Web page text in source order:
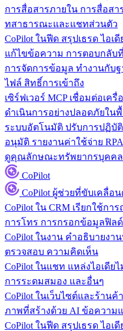
การสื่อสารภายใน การสื่อสา
ทสาธารณะและแชทส่วนตัว
CoPilot ในฟีด สรุปเธรด ไอเ
แก้ไขข้อความ การตอบกลับ
การจัดการข้อมูล ทำงานกับฐ
ไฟล์ สิทธิ์การเข้าถึง
เซิร์ฟเวอร์ MCP เชื่อมต่อเครื่
ดำเนินการอย่างปลอดภัยใ
ระบบอัตโนมัติ ปรับการปฏิบั
อนุมัติ รายงานค่าใช้จ่าย
ดูคุณลักษณะทรัพยากรบุคค
CoPilot
CoPilot ผู้ช่วยที่ขับเคลื่อ
CoPilot ใน CRM เรียกใช้กา
การโทร การกรอกข้อมูลฟิล
CoPilot ในงาน คำอธิบายงา
ตรวจสอบ ความคิดเห็น
CoPilot ในแชท แหล่งไอเดีย
การระดมสมอง และอื่นๆ
CoPilot ในเว็บไซต์และร้านค้า
ภาพที่สร้างด้วย AI ข้อความ
CoPilot ในฟีด สรุปเธรด ไอเ